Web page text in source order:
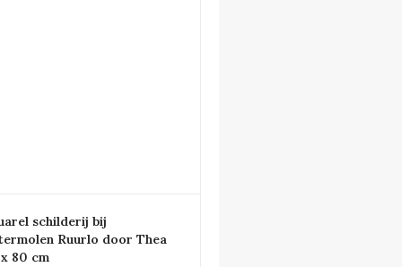
schilderij bij
Ruurlo door Thea
80 cm